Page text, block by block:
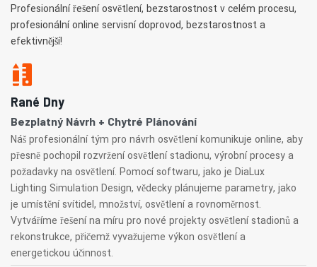
Profesionální řešení osvětlení, bezstarostnost v celém procesu,
profesionální online servisní doprovod, bezstarostnost a
efektivnější!
Rané Dny
Bezplatný Návrh + Chytré Plánování
Náš profesionální tým pro návrh osvětlení komunikuje online, aby
přesně pochopil rozvržení osvětlení stadionu, výrobní procesy a
požadavky na osvětlení. Pomocí softwaru, jako je DiaLux
Lighting Simulation Design, vědecky plánujeme parametry, jako
je umístění svítidel, množství, osvětlení a rovnoměrnost.
Vytváříme řešení na míru pro nové projekty osvětlení stadionů a
rekonstrukce, přičemž vyvažujeme výkon osvětlení a
energetickou účinnost.